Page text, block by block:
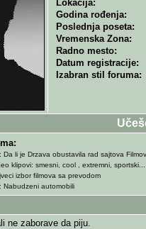
Lokacija:
Godina rođenja:
Poslednja poseta:
Vremenska Zona:
Radno mesto:
Datum registracije:
Izabran stil foruma:
Da li je Drzava obustavila rad sajtova
klipovi: smesni, cool , extremni,
izbor filmova sa prevodom
Nabudzeni automobili
ne zaborave da piju.